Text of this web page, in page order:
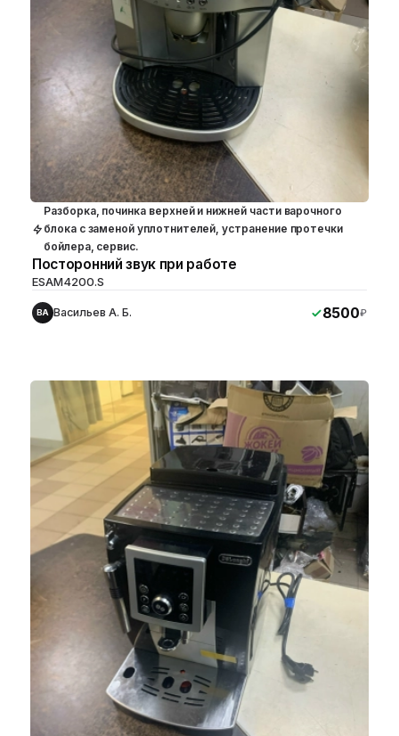
Разборка, починка верхней и нижней части варочного
блока с заменой уплотнителей, устранение протечки
бойлера, сервис.
Посторонний звук при работе
ESAM4200.S
ВА Васильев А. Б. 8500₽